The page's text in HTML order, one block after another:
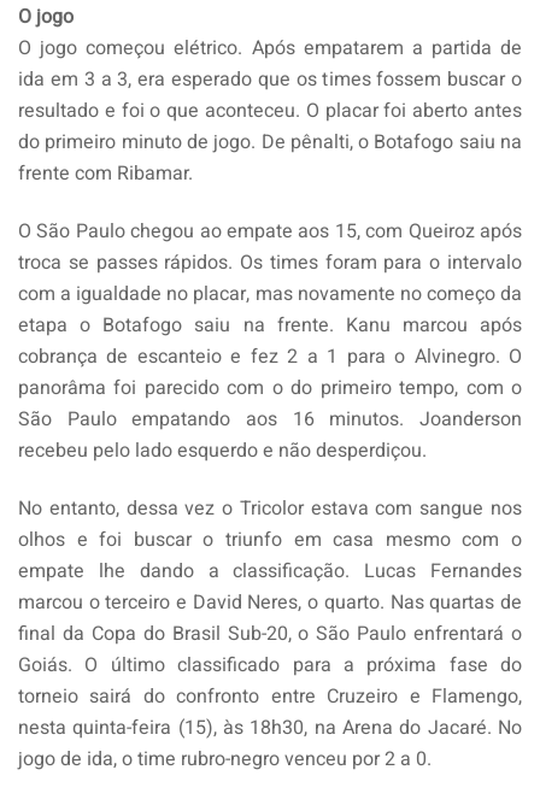
O jogo
O jogo começou elétrico. Após empatarem a partida de
ida em 3 a 3, era esperado que os times fossem buscar o
resultado e foi o que aconteceu. O placar foi aberto antes
do primeiro minuto de jogo. De pênalti, o Botafogo saiu na
frente com Ribamar.
O São Paulo chegou ao empate aos 15, com Queiroz após
troca se passes rápidos. Os times foram para o intervalo
com a igualdade no placar, mas novamente no começo da
etapa o Botafogo saiu na frente. Kanu marcou após
cobrança de escanteio e fez 2 a 1 para o Alvinegro. O
panorâma foi parecido com o do primeiro tempo, com o
São Paulo empatando aos 16 minutos. Joanderson
recebeu pelo lado esquerdo e não desperdiçou.
No entanto, dessa vez o Tricolor estava com sangue nos
olhos e foi buscar o triunfo em casa mesmo com o
empate lhe dando a classificação. Lucas Fernandes
marcou o terceiro e David Neres, o quarto. Nas quartas de
final da Copa do Brasil Sub-20, o São Paulo enfrentará o
Goiás. O último classificado para a próxima fase do
torneio sairá do confronto entre Cruzeiro e Flamengo,
nesta quinta-feira (15), às 18h30, na Arena do Jacaré. No
jogo de ida, o time rubro-negro venceu por 2 a 0.